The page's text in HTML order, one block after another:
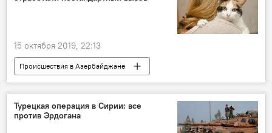
Владимир Путин
секрет
15 октября 2019, 22:13
Происшествия в Азербайджане
Азербайджан
Новости
ЖИЗНЬ
Кошка
Министерство по чрезвычайным ситуациям АР
Турецкая операция в Сирии: все
против Эрдогана